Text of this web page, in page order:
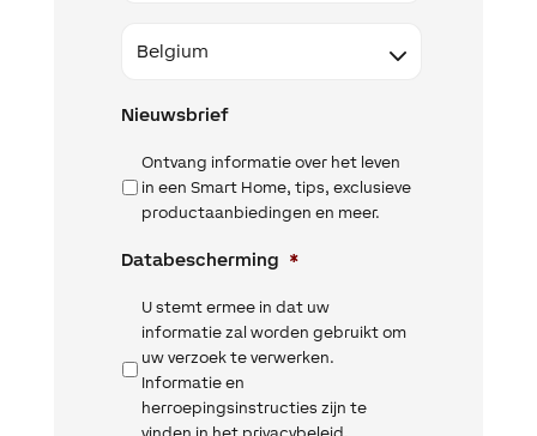
Nieuwsbrief
Ontvang informatie over het leven
in een Smart Home, tips, exclusieve
productaanbiedingen en meer.
Databescherming *
U stemt ermee in dat uw
informatie zal worden gebruikt om
uw verzoek te verwerken.
Informatie en
herroepingsinstructies zijn te